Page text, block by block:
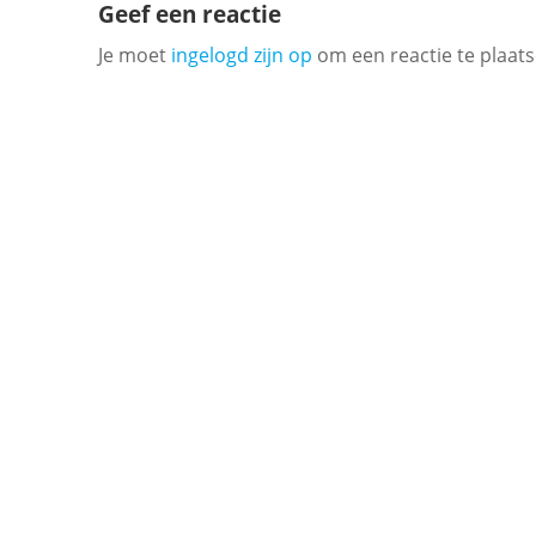
Geef een reactie
Je moet ingelogd zijn op om een reactie te